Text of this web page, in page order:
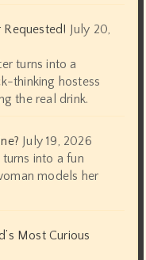
July 20,
turns into a
thinking hostess
the real drink.
July 19, 2026
into a fun
models her
Most Curious